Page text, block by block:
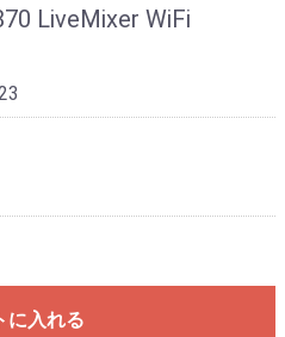
LiveMixer WiFi
に入れる